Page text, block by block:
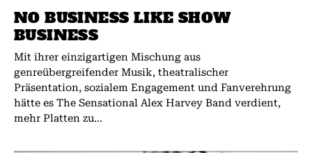
NO BUSINESS LIKE SHOW
BUSINESS
Mit ihrer einzigartigen Mischung aus
genreübergreifender Musik, theatralischer
Präsentation, sozialem Engagement und Fanverehrung
hätte es The Sensational Alex Harvey Band verdient,
mehr Platten zu...